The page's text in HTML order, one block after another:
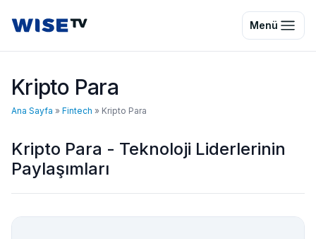
Wise TV Menü
Kripto Para
Ana Sayfa » Fintech » Kripto Para
Kripto Para - Teknoloji Liderlerinin
Paylaşımları